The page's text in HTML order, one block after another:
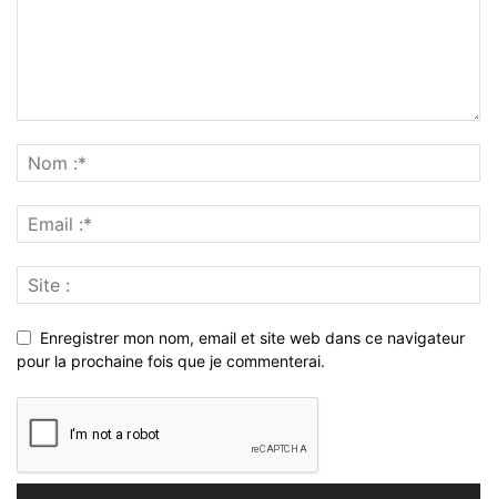
Enregistrer mon nom, email et site web dans ce navigateur
pour la prochaine fois que je commenterai.